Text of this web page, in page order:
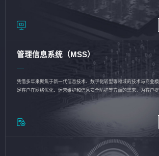
管理信息系统（MSS）
凭借多年来聚焦于新一代信息技术、数字化转型等领域的技术与商业
足客户在网络优化、运营维护和信息安全防护等方面的需求，为客户